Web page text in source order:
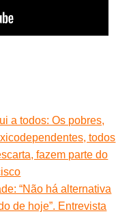
a todos: Os pobres,
todos
fazem parte do
“Não há alternativa
de hoje”. Entrevista